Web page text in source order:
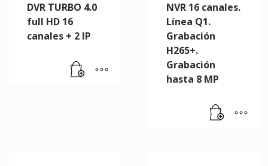
DVR TURBO 4.0
full HD 16
canales + 2 IP
NVR 16 canales.
Línea Q1.
Grabación
H265+.
Grabación
hasta 8 MP